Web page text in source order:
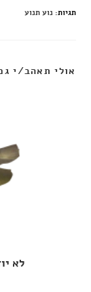
תגיות: נוע תנוע
אולי תאהב/י
לא